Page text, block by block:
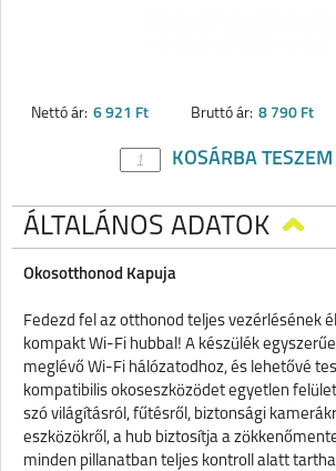
Nettó ár: 6 921 Ft Bruttó ár: 8 790 Ft
KOSÁRBA TESZEM
ÁLTALÁNOS ADATOK
Okosotthonod Kapuja
Fedezd fel az otthonod teljes vezérlésének
kompakt Wi-Fi hubbal! A készülék
meglévő Wi-Fi hálózatodhoz, és lehetővé
kompatibilis okoseszközödet egyetlen
szó világításról, fűtésről, biztonsági
eszközökről, a hub biztosítja a
minden pillanatban teljes kontroll alatt